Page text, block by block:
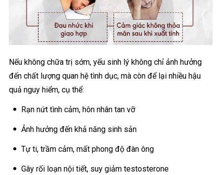
Nếu không chữa trị sớm, yếu sinh lý không chỉ ảnh hưởng
đến chất lượng quan hệ tình dục, mà còn để lại nhiều hậu
quả nguy hiểm, cụ thể:
Rạn nứt tình cảm, hôn nhân tan vỡ
Ảnh hưởng đến khả năng sinh sản
Tự ti, trầm cảm, mất phong độ đàn ông
Gây rối loạn nội tiết, suy giảm testosterone